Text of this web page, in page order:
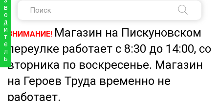
ВНИМАНИЕ! Магазин на Пискуновском
переулке работает с 8:30 до 14:00, со
вторника по воскресенье. Магазин
на Героев Труда временно не
работает.
в
о
д
и
т
е
л
ь